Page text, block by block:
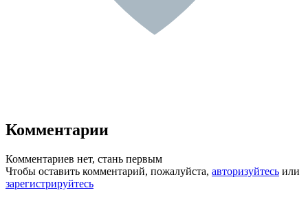
Комментарии
Комментариев нет, стань первым
Чтобы оставить комментарий, пожалуйста, авторизуйтесь или
зарегистрируйтесь